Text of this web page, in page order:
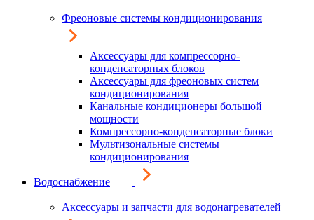
Фреоновые системы кондиционирования
Аксессуары для компрессорно-
конденсаторных блоков
Аксессуары для фреоновых систем
кондиционирования
Канальные кондиционеры большой
мощности
Компрессорно-конденсаторные блоки
Мультизональные системы
кондиционирования
Водоснабжение
Аксессуары и запчасти для водонагревателей